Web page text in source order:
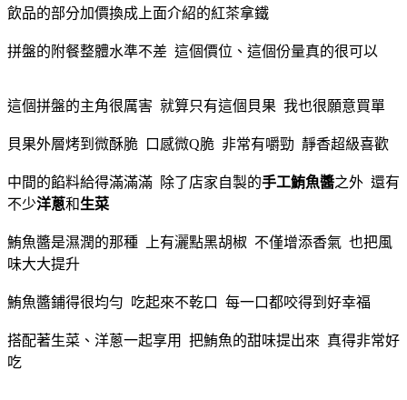
飲品的部分加價換成上面介紹的紅茶拿鐵
拼盤的附餐整體水準不差 這個價位、這個份量真的很可以
這個拼盤的主角很厲害 就算只有這個貝果 我也很願意買單
貝果外層烤到微酥脆 口感微Q脆 非常有嚼勁 靜香超級喜歡
中間的餡料給得滿滿滿 除了店家自製的手工鮪魚醬之外 還有
不少洋蔥和生菜
鮪魚醬是濕潤的那種 上有灑點黑胡椒 不僅增添香氣 也把風
味大大提升
鮪魚醬鋪得很均勻 吃起來不乾口 每一口都咬得到好幸福
搭配著生菜、洋蔥一起享用 把鮪魚的甜味提出來 真得非常好
吃